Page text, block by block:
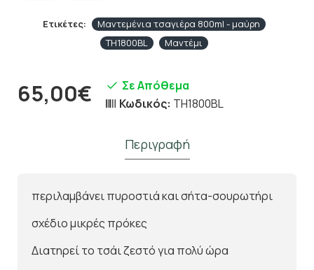
Ετικέτες:
Μαντεμένια τσαγιέρα 800ml - μαύρη
TH1800BL
Μαντέμι
65,00€
Σε Απόθεμα
Κωδικός: TH1800BL
Περιγραφή
περιλαμβάνει πυροστιά και σήτα-σουρωτήρι
σχέδιο μικρές πρόκες
Διατηρεί το τσάι ζεστό για πολύ ώρα